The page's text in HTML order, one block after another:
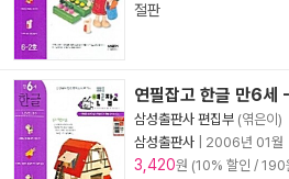
절판
연필잡고 한글 만6세
삼성출판사 편집부 (엮은이)
삼성출판사
2006년 01월
3,420원 (10% 할인 / 190